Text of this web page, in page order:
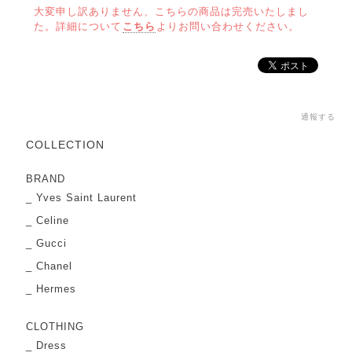
大変申し訳ありません、こちらの商品は完売いたしまし
た。詳細について こちら よりお問い合わせください。
通報する
COLLECTION
BRAND
Yves Saint Laurent
Celine
Gucci
Chanel
Hermes
CLOTHING
Dress